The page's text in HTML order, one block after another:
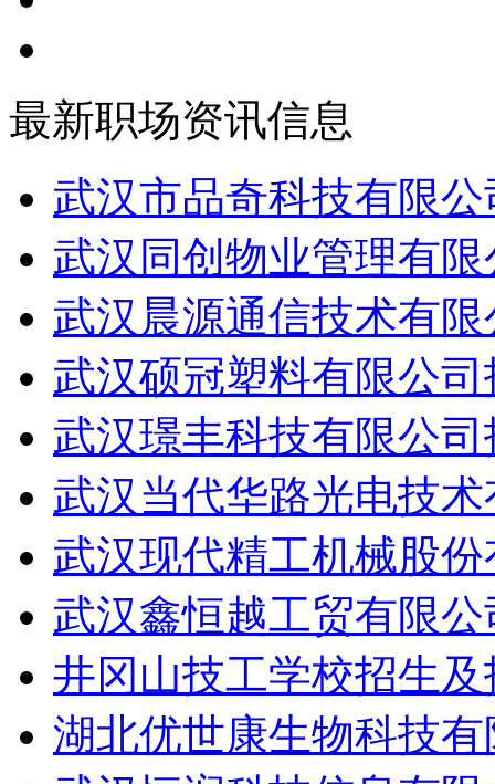
最新职场资讯信息
武汉市品奇科技有限
武汉同创物业管理有
武汉晨源通信技术有
武汉硕冠塑料有限公
武汉璟丰科技有限公
武汉当代华路光电技
武汉现代精工机械股
武汉鑫恒越工贸有限
井冈山技工学校招生
湖北优世康生物科技